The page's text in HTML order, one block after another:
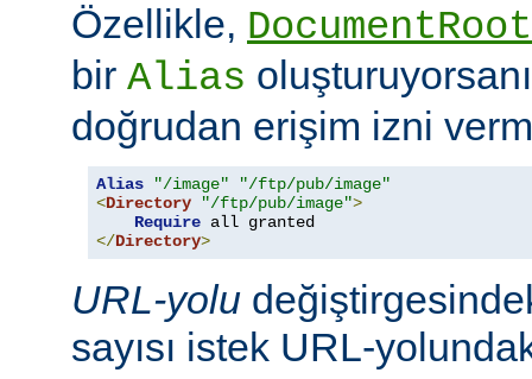
Özellikle, DocumentRoot
bir Alias
doğrudan erişim izni
Alias "/image"
"/ftp/pub/image"
<Directory "/ftp/pub/image">
Require
</Directory>
URL-yolu
sayısı istek URL-